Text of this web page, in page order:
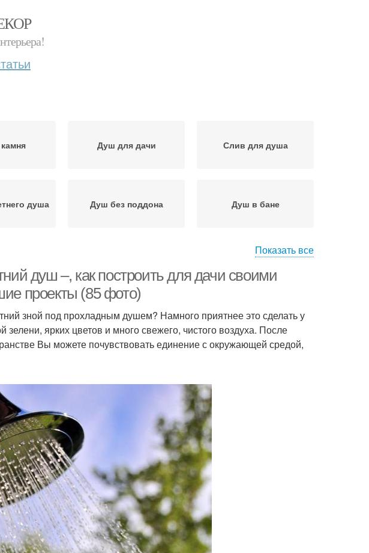
Душ для дачи Слив для душа
душа Душ без поддона Душ в бане
Показать все
душ –, как построить для дачи своими
проекты (85 фото)
зной под прохладным душем? Намного приятнее это сделать у
зелени, ярких цветов и много свежего, чистого воздуха. После
Вы можете почувствовать единение с окружающей средой,